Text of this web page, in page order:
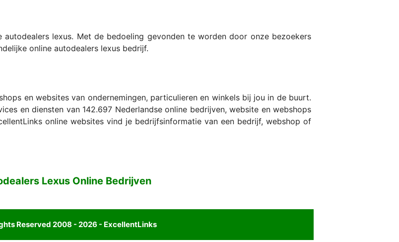
autodealers lexus. Met de bedoeling gevonden te worden door onze bezoekers
online autodealers lexus bedrijf.
en websites van ondernemingen, particulieren en winkels bij jou in de buurt.
en diensten van 142.697 Nederlandse online bedrijven, website en webshops
online websites vind je bedrijfsinformatie van een bedrijf, webshop of
Lexus Online Bedrijven
Reserved 2008 - 2026 - ExcellentLinks